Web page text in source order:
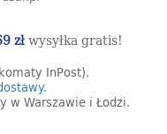
złwysyłka gratis!
InPost).
w Warszawie i Łodzi.